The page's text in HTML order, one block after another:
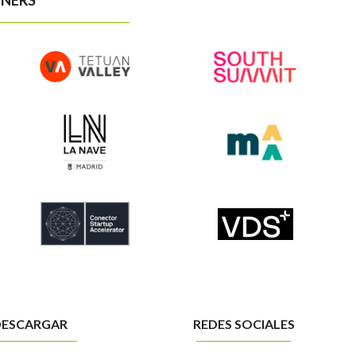
REDES SOCIALES